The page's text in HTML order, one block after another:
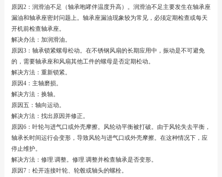
原因2：润滑油不足（轴承咆哮伴温度升高）。润滑油不足主要发生在轴承座
漏油和轴承座密封问题上。轴承座漏油现象较为常见，必须定期检查或每天
开机前检查轴承座。
解决办法：加润滑油。
原因3：轴承锁紧螺母松动。在不锈钢风扇的长期应用中，振动是不可避免
的，需要轴承座和风扇其他工件的螺母是否定期松动。
解决方法：重新锁紧。
原因4：主轴磨损。
解决方法：换轴。
原因五：轴向运动。
解决方法：找出原因并修正。
原因6：叶轮与进气口或外壳摩擦。风轮动平衡被打破。由于风轮失去平衡，
轴承长时间运行会变形，导致风轮与进气口或外壳摩擦。在这种情况下，应
停止维护。
解决方法：修理.调整。修理.调整并检查轴承是否变形。
原因7：松开连接叶轮、轮毂或轴头的螺栓。